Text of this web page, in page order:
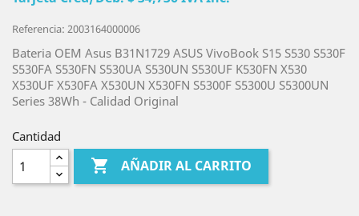
Referencia: 2003164000006
Bateria OEM Asus B31N1729 ASUS VivoBook S15 S530 S530F
S530FA S530FN S530UA S530UN S530UF K530FN X530
X530UF X530FA X530UN X530FN S5300F S5300U S5300UN
Series 38Wh - Calidad Original
Cantidad
 AÑADIR AL CARRITO